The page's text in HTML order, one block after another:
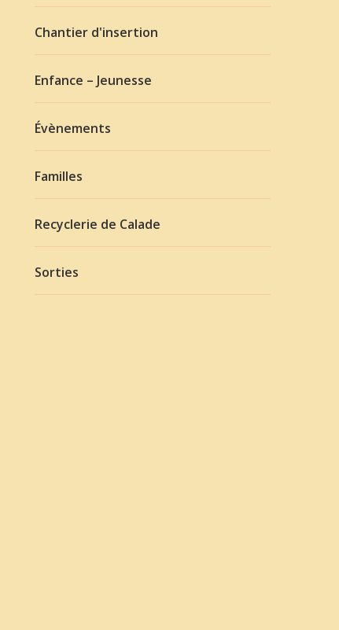
Chantier d'insertion
Enfance – Jeunesse
Évènements
Familles
Recyclerie de Calade
Sorties